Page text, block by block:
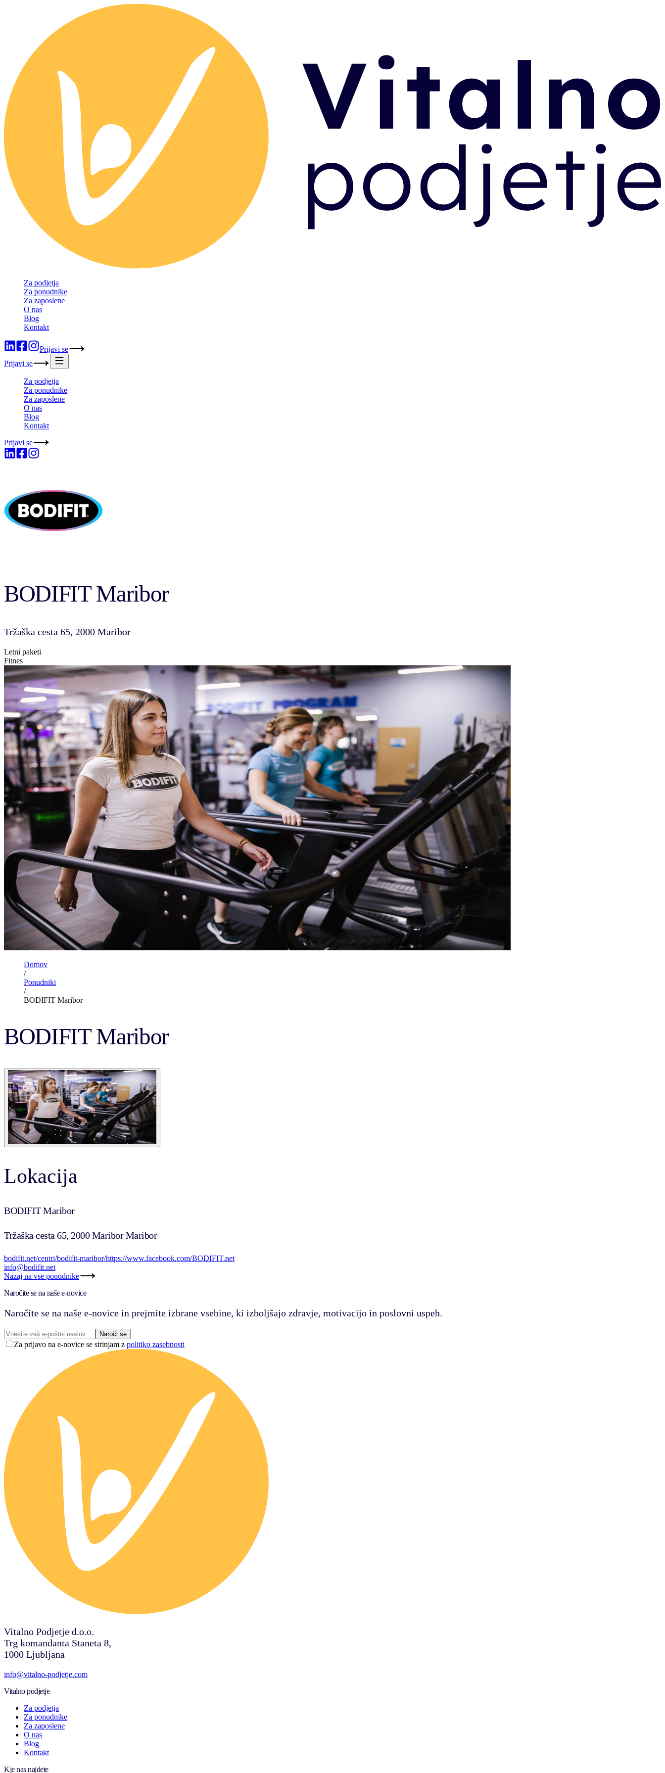
Za podjetja
Za ponudnike
Za zaposlene
O nas
Blog
Kontakt
Prijavi se
Prijavi se
Za podjetja
Za ponudnike
Za zaposlene
O nas
Blog
Kontakt
Prijavi se
BODIFIT Maribor
Tržaška cesta 65, 2000 Maribor
Letni paketi
Fitnes
Domov
/
Ponudniki
/
BODIFIT Maribor
BODIFIT Maribor
Lokacija
BODIFIT Maribor
Tržaška cesta 65, 2000 Maribor Maribor
bodifit.net/centri/bodifit-maribor/https://www.facebook.com/BODIFIT.net
info@bodifit.net
Nazaj na vse ponudnike
Naročite se na naše e-novice
Naročite se na naše e-novice in prejmite izbrane vsebine, ki izboljšajo zdravje, motivacijo in poslovni uspeh.
Naroči se
Za prijavo na e-novice se strinjam z politiko zasebnosti
Vitalno Podjetje d.o.o.
Trg komandanta Staneta 8,
1000 Ljubljana
info@vitalno-podjetje.com
Vitalno podjetje
Za podjetja
Za ponudnike
Za zaposlene
O nas
Blog
Kontakt
Kje nas najdete